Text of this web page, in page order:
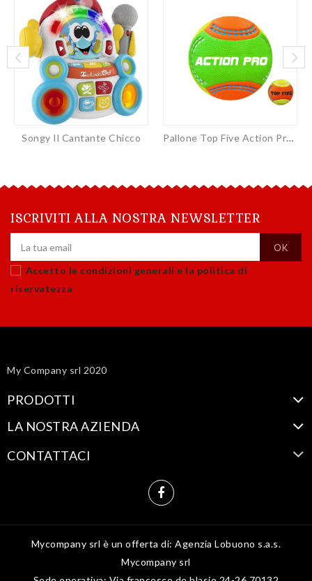
Songy Il Cantante Chicco Pallone Top Five Action Pro...
ISCRIVITI ALLA NOSTRA NEWSLETTER
Accetto le condizioni generali e la politica di
riservatezza
My Company srl 2020
PRODOTTI
LA NOSTRA AZIENDA
CONTATTACI
Mycompany srl è un offerta di: Agenzia Lobuono s.a.s.
Mycompany srl